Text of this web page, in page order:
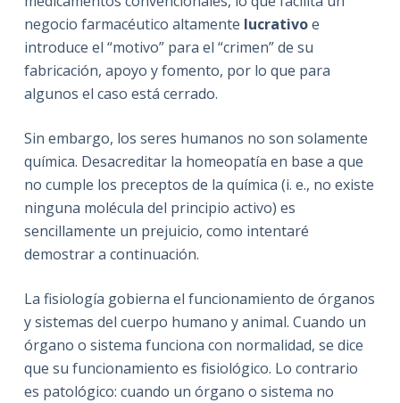
negocio farmacéutico altamente lucrativoe
introduce el “motivo” para el “crimen” de su
fabricación, apoyo y fomento, por lo que para
algunos el caso está cerrado.
Sin embargo, los seres humanos no son solamente
química. Desacreditar la homeopatía en base a que
no cumple los preceptos de la química (i. e., no existe
ninguna molécula del principio activo) es
sencillamente un prejuicio, como intentaré
demostrar a continuación.
La fisiología gobierna el funcionamiento de órganos
y sistemas del cuerpo humano y animal. Cuando un
órgano o sistema funciona con normalidad, se dice
que su funcionamiento es fisiológico. Lo contrario
es patológico: cuando un órgano o sistema no